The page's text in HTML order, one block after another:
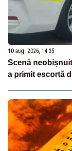
10 aug. 2026, 14:35
Scenă
a primit escortă